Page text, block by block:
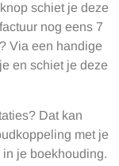
schiet je deze
nog eens 7
Via een handige
en schiet je deze
Dat kan
met je
je boekhouding.